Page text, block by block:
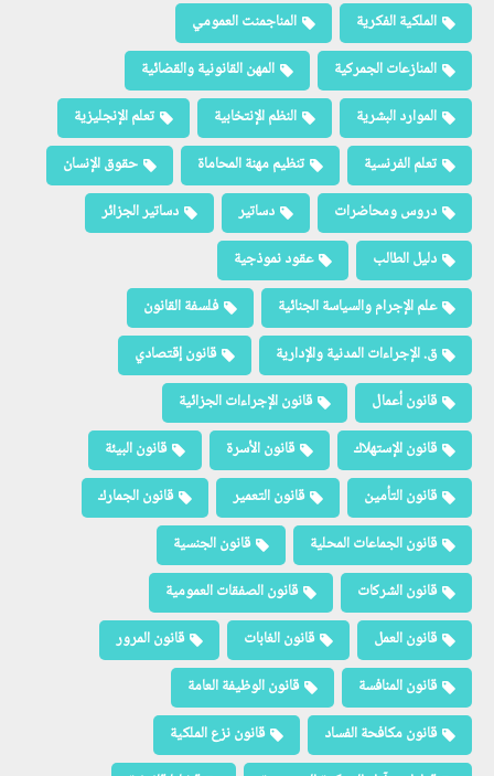
الملكية الفكرية
المناجمنت العمومي
المنازعات الجمركية
المهن القانونية والقضائية
الموارد البشرية
النظم الإنتخابية
تعلم الإنجليزية
تعلم الفرنسية
تنظيم مهنة المحاماة
حقوق الإنسان
دروس ومحاضرات
دساتير
دساتير الجزائر
دليل الطالب
عقود نموذجية
علم الإجرام والسياسة الجنائية
فلسفة القانون
ق. الإجراءات المدنية والإدارية
قانون إقتصادي
قانون أعمال
قانون الإجراءات الجزائية
قانون الإستهلاك
قانون الأسرة
قانون البيئة
قانون التأمين
قانون التعمير
قانون الجمارك
قانون الجماعات المحلية
قانون الجنسية
قانون الشركات
قانون الصفقات العمومية
قانون العمل
قانون الغابات
قانون المرور
قانون المنافسة
قانون الوظيفة العامة
قانون مكافحة الفساد
قانون نزع الملكية